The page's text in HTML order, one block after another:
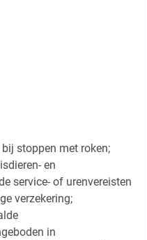
stoppen met roken;
en
service- of urenvereisten
verzekering;
in